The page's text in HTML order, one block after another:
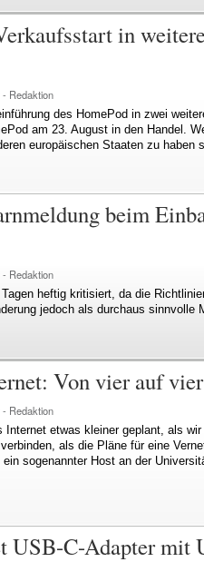
in
- Redaktion
des HomePod in zwei
am 23. August in den Handel.
europäischen Staaten zu haben
beim
- Redaktion
heftig kritisiert, da die
jedoch als durchaus
Von vier auf
- Redaktion
Internet etwas kleiner geplant, als
als die Pläne für eine
ein sogenannter Host an der
USB-C-Adapter mit